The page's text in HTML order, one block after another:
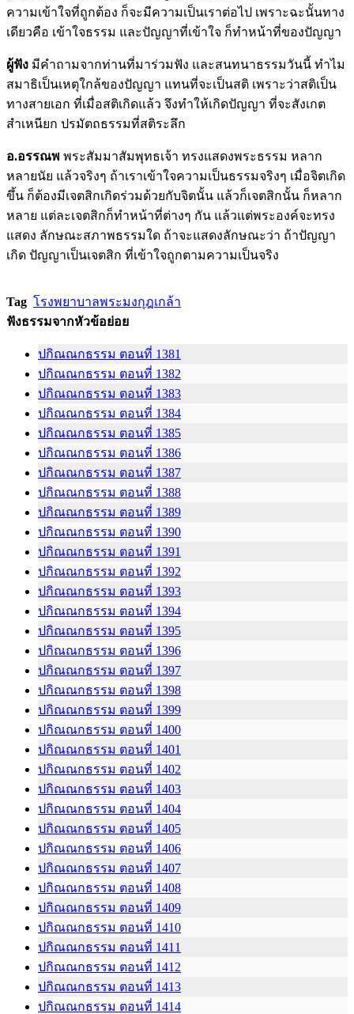
ความเข้าใจที่ถูกต้อง ก็จะมีความเป็นเราต่อไป เพราะฉะนั้นทาง
เดียวคือ เข้าใจธรรม และปัญญาที่เข้าใจ ก็ทำหน้าที่ของปัญญา
ผู้ฟัง มีคำถามจากท่านที่มาร่วมฟัง และสนทนาธรรมวันนี้ ทำไม
สมาธิเป็นเหตุใกล้ของปัญญา แทนที่จะเป็นสติ เพราะว่าสติเป็น
ทางสายเอก ที่เมื่อสติเกิดแล้ว จึงทำให้เกิดปัญญา ที่จะสังเกต
สำเหนียก ปรมัตถธรรมที่สติระลึก
อ.อรรณพ พระสัมมาสัมพุทธเจ้า ทรงแสดงพระธรรม หลาก
หลายนัย แล้วจริงๆ ถ้าเราเข้าใจความเป็นธรรมจริงๆ เมื่อจิตเกิด
ขึ้น ก็ต้องมีเจตสิกเกิดร่วมด้วยกับจิตนั้น แล้วก็เจตสิกนั้น ก็หลาก
หลาย แต่ละเจตสิกก็ทำหน้าที่ต่างๆ กัน แล้วแต่พระองค์จะทรง
แสดง ลักษณะสภาพธรรมใด ถ้าจะแสดงลักษณะว่า ถ้าปัญญา
เกิด ปัญญาเป็นเจตสิก ที่เข้าใจถูกตามความเป็นจริง
Tag โรงพยาบาลพระมงกุฎเกล้า
ฟังธรรมจากหัวข้อย่อย
ปกิณณกธรรม ตอนที่ 1381
ปกิณณกธรรม ตอนที่ 1382
ปกิณณกธรรม ตอนที่ 1383
ปกิณณกธรรม ตอนที่ 1384
ปกิณณกธรรม ตอนที่ 1385
ปกิณณกธรรม ตอนที่ 1386
ปกิณณกธรรม ตอนที่ 1387
ปกิณณกธรรม ตอนที่ 1388
ปกิณณกธรรม ตอนที่ 1389
ปกิณณกธรรม ตอนที่ 1390
ปกิณณกธรรม ตอนที่ 1391
ปกิณณกธรรม ตอนที่ 1392
ปกิณณกธรรม ตอนที่ 1393
ปกิณณกธรรม ตอนที่ 1394
ปกิณณกธรรม ตอนที่ 1395
ปกิณณกธรรม ตอนที่ 1396
ปกิณณกธรรม ตอนที่ 1397
ปกิณณกธรรม ตอนที่ 1398
ปกิณณกธรรม ตอนที่ 1399
ปกิณณกธรรม ตอนที่ 1400
ปกิณณกธรรม ตอนที่ 1401
ปกิณณกธรรม ตอนที่ 1402
ปกิณณกธรรม ตอนที่ 1403
ปกิณณกธรรม ตอนที่ 1404
ปกิณณกธรรม ตอนที่ 1405
ปกิณณกธรรม ตอนที่ 1406
ปกิณณกธรรม ตอนที่ 1407
ปกิณณกธรรม ตอนที่ 1408
ปกิณณกธรรม ตอนที่ 1409
ปกิณณกธรรม ตอนที่ 1410
ปกิณณกธรรม ตอนที่ 1411
ปกิณณกธรรม ตอนที่ 1412
ปกิณณกธรรม ตอนที่ 1413
ปกิณณกธรรม ตอนที่ 1414